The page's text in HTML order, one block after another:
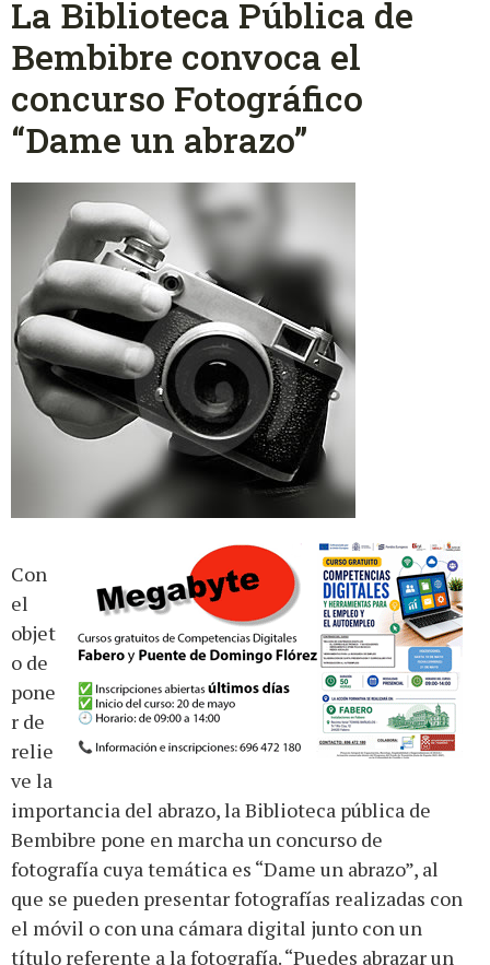
La Biblioteca Pública de
Bembibre convoca el
concurso Fotográfico
“Dame un abrazo”
Con
el
objet
o de
pone
r de
relie
ve la
importancia del abrazo, la Biblioteca pública de
Bembibre pone en marcha un concurso de
fotografía cuya temática es “Dame un abrazo”, al
que se pueden presentar fotografías realizadas con
el móvil o con una cámara digital junto con un
título referente a la fotografía. “Puedes abrazar un